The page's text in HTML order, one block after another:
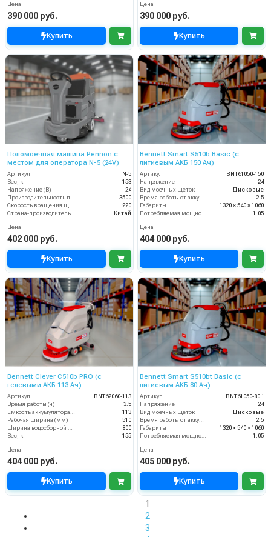
Цена
390 000 руб.
Купить
Цена
390 000 руб.
Купить
Поломоечная машина Pennon с
местом для оператора N-5 (24V)
Артикул
N-5
Вес, кг
153
Напряжение (В)
24
3500
220
Страна-производитель
Китай
Цена
402 000 руб.
Купить
Bennett Smart S510b Basic (с
литиевым АКБ 150 Ач)
Артикул
BNT61050-150
Напряжение
24
Вид моечных щеток
Дисковые
Время работы от аккумуляторов (ч)
2.5
Габариты
1320 × 540 × 1060
1.05
Цена
404 000 руб.
Купить
Bennett Clever C510b PRO (с
гелевыми АКБ 113 Ач)
Артикул
BNT62060-113
Время работы (ч)
3.5
Ёмкость аккумулятора (Ач)
113
Рабочая ширина (мм)
510
Ширина водосборной рейки
800
Вес, кг
155
Цена
404 000 руб.
Купить
Bennett Smart S510bt Basic (с
литиевым АКБ 80 Ач)
Артикул
BNT61050-80li
Напряжение
24
Вид моечных щеток
Дисковые
Время работы от аккумуляторов (ч)
2.5
Габариты
1320 × 540 × 1060
Потребляемая мощность (кВт)
1.05
Цена
405 000 руб.
Купить
1
2
3